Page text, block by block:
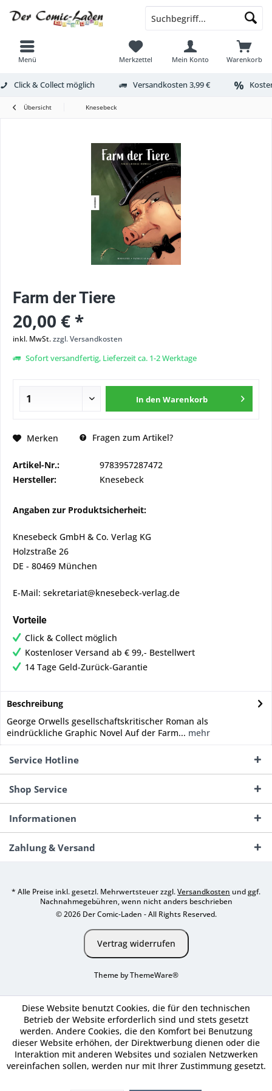
Menü Warenkorb
Merkzettel Mein Konto
Click & Collect möglich Versandkosten 3,99 €
Übersicht Knesebeck
Farm der Tiere
20,00 € *
inkl. MwSt.zzgl. Versandkosten
Sofort versandfertig, Lieferzeit ca. 1-2 Werktage
In den Warenkorb
Merken Fragen zum Artikel?
Artikel-Nr.:
9783957287472
Hersteller:
Knesebeck
Angaben zur Produktsicherheit:
Knesebeck GmbH & Co. Verlag KG
Holzstraße 26
DE - 80469 München
E-Mail: sekretariat@knesebeck-verlag.de
Vorteile
Click & Collect möglich
Kostenloser Versand ab € 99,- Bestellwert
14 Tage Geld-Zurück-Garantie
Beschreibung
George Orwells gesellschaftskritischer Roman als
eindrückliche Graphic Novel Auf der Farm... mehr
Service Hotline
Shop Service
Informationen
Zahlung & Versand
* Alle Preise inkl. gesetzl. Mehrwertsteuer zzgl.Versandkosten und ggf.
Nachnahmegebühren, wenn nicht anders beschrieben
© 2026 Der Comic-Laden - All Rights Reserved.
Vertrag widerrufen
Theme byThemeWare®
Diese Website benutzt Cookies, die für den technischen
Betrieb der Website erforderlich sind und stets gesetzt
werden. Andere Cookies, die den Komfort bei Benutzung
dieser Website erhöhen, der Direktwerbung dienen oder die
Interaktion mit anderen Websites und sozialen Netzwerken
vereinfachen sollen, werden nur mit Ihrer Zustimmung gesetzt.